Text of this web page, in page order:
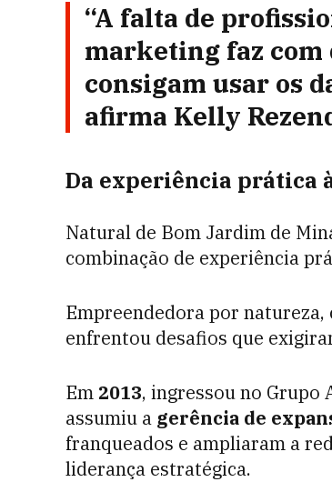
“A falta de
marketing faz com
consigam usar os
afirma Kelly
Da experiência prática
Natural de Bom Jardim de
combinação de experiência
Empreendedora por
enfrentou desafios que
Em 2013, ingressou no Grupo
assumiu a gerência de
franqueados e ampliaram a
liderança estratégica.